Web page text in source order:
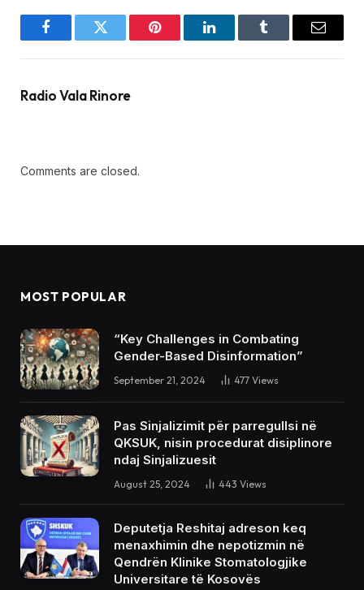
FacebookTwitter Pinterest LinkedInTumblr Email
Radio Vala Rinore
Comments are closed.
MOST POPULAR
“Key Challenges in Combating
Gender-Based Disinformation”
September 21, 2024 477 Views
Pas Sinjalizimit për parregullsi në
QKSUK, nisin procedurat disiplinore
ndaj Sinjalizuesit
August 25, 2024 443 Views
Deputetja Reshitaj adreson keq
menaxhimin dhe nepotizmin në
Qendrën Klinike Stomatologjike
Universitare të Kosovës